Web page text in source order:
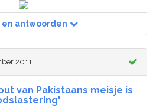
en antwoorden
2011
van Pakistaans meisje is